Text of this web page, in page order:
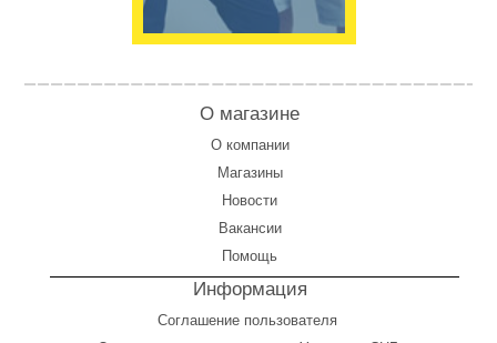
О магазине
О компании
Магазины
Новости
Вакансии
Помощь
Информация
Соглашение пользователя